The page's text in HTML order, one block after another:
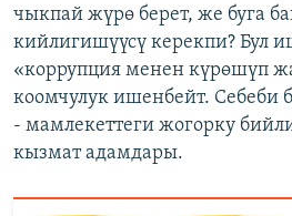
чыкпай жүрө берет, же буга
кийлигишүүсү керекпи? Бул
«коррупция менен күрөшүп
коомчулук ишенбейт. Себеби
- мамлекеттеги жогорку
кызмат адамдары.